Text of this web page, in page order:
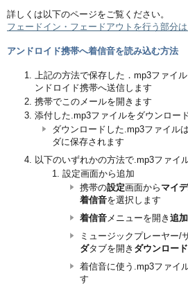
詳しくは以下のページをご覧ください。
フェードイン・フェードアウトを行う部分
アンドロイド携帯へ着信音を読み込む方法
上記の方法で保存した．mp3ファイ
ンドロイド携帯へ送信します
携帯でこのメールを開きます
添付した.mp3ファイルをダウンロー
ダウンロードした.mp3ファイル
ダに保存されます
以下のいずれかの方法で.mp3ファイ
設定画面から追加
携帯の設定画面から マイ
着信音を選択します
着信音メニューを開き 追加
ミュージックプレーヤー/
ダタブを開き ダウンロード
着信音に使う.mp3ファイ
す